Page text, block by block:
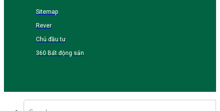
Sitemap
Rever
Chủ đầu tư
360 Bất động sản